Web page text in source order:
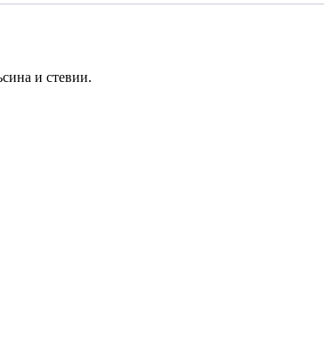
и стевии.